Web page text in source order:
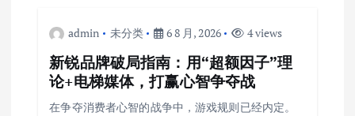
admin 未分类 6 8 月, 2026 4 views
新锐品牌破局指南：用“超额因子”理
论+电梯媒体，打赢心智争夺战
在争夺消费者心智的战争中，游戏规则已经内定。